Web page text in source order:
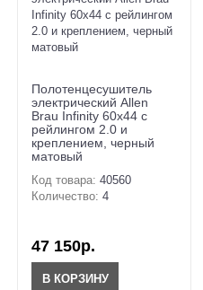
Полотенцесушитель
электрический Allen
Brau Infinity 60x44 с
рейлингом 2.0 и
креплением, черный
матовый
Код товара: 40560
Количество: 4
47 150р.
В КОРЗИНУ